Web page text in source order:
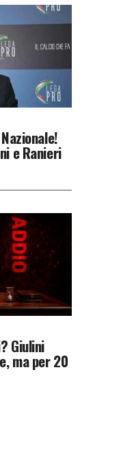
e Ranieri
Giulini
ma per 20